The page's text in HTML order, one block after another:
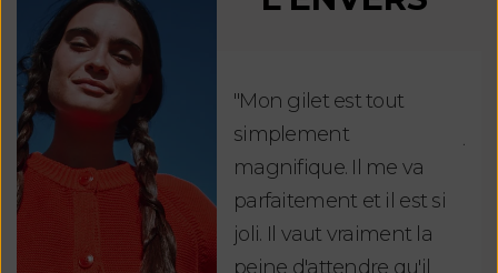
"Mon gilet est tout
simplement
magnifique. Il me va
parfaitement et il est si
joli. Il vaut vraiment la
peine d'attendre qu'il